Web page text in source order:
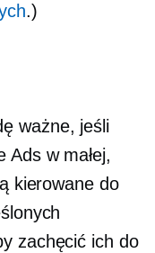
.)
ważne, jeśli
w małej,
kierowane do
zachęcić ich do